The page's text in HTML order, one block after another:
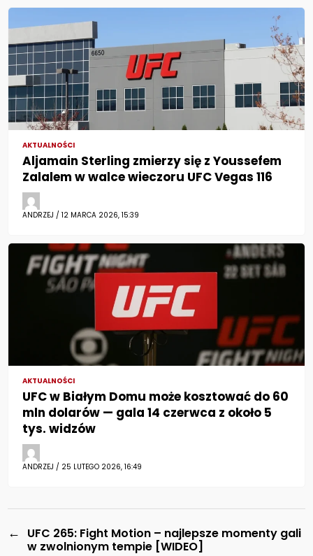
AKTUALNOŚCI
Aljamain Sterling zmierzy się z Youssefem
Zalalem w walce wieczoru UFC Vegas 116
ANDRZEJ / 12 MARCA 2026, 15:39
AKTUALNOŚCI
UFC w Białym Domu może kosztować do 60
mln dolarów — gala 14 czerwca z około 5
tys. widzów
ANDRZEJ / 25 LUTEGO 2026, 16:49
←
UFC 265: Fight Motion – najlepsze momenty gali
w zwolnionym tempie [WIDEO]